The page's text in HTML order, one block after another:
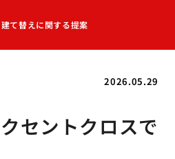
て替えに関する提案
2026.05.29
セントクロスで